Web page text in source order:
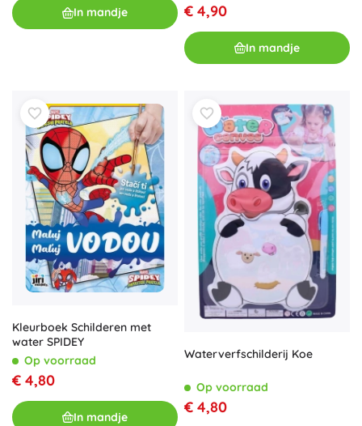
In mandje € 4,90
In mandje
Kleurboek Schilderen met
water SPIDEY
Op voorraad
€ 4,80
In mandje
Waterverfschilderij Koe
Op voorraad
€ 4,80